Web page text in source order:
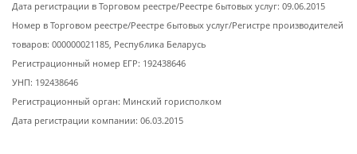
Дата регистрации в Торговом реестре/Реестре бытовых услуг: 09.06.2015
Номер в Торговом реестре/Реестре бытовых услуг/Регистре производителей
товаров: 000000021185, Республика Беларусь
Регистрационный номер ЕГР: 192438646
УНП: 192438646
Регистрационный орган: Минский горисполком
Дата регистрации компании: 06.03.2015